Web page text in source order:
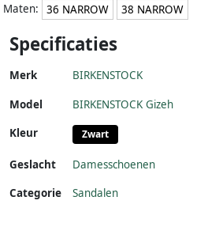
Maten:
36 NARROW 38 NARROW
Specificaties
Merk BIRKENSTOCK
Model
BIRKENSTOCK Gizeh
Kleur
Zwart
Geslacht
Damesschoenen
Categorie
Sandalen